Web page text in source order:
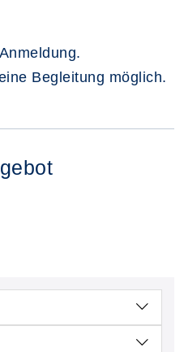
Begleitung möglich.